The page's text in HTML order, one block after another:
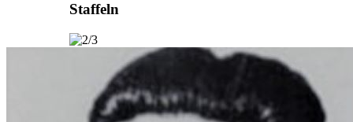
Staffeln